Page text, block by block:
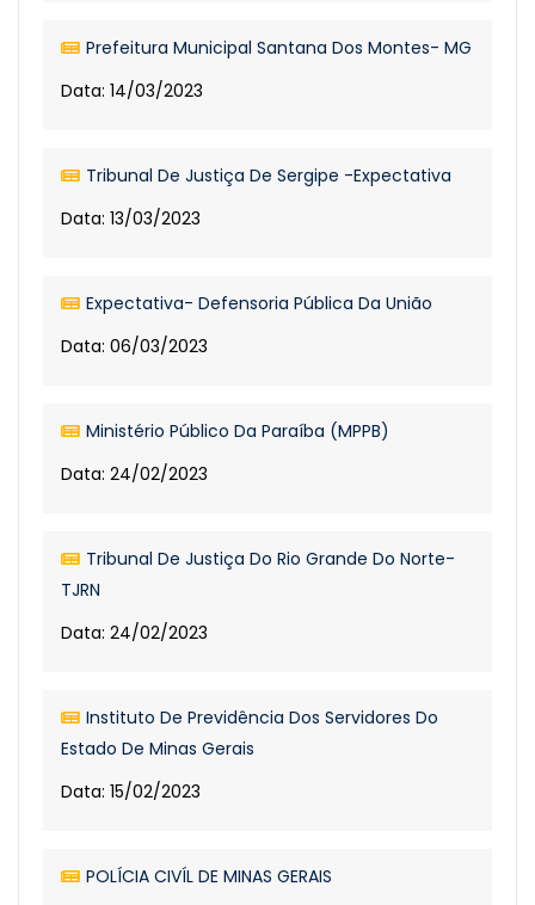
Prefeitura Municipal Santana Dos Montes- MG
Data: 14/03/2023
Tribunal De Justiça De Sergipe -Expectativa
Data: 13/03/2023
Expectativa- Defensoria Pública Da União
Data: 06/03/2023
Ministério Público Da Paraíba (MPPB)
Data: 24/02/2023
Tribunal De Justiça Do Rio Grande Do Norte-
TJRN
Data: 24/02/2023
Instituto De Previdência Dos Servidores Do
Estado De Minas Gerais
Data: 15/02/2023
POLÍCIA CIVÍL DE MINAS GERAIS